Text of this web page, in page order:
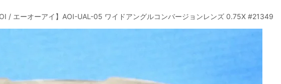
/ エーオーアイ】AOI-UAL-05 ワイドアングルコンバージョンレンズ 0.75X #21349